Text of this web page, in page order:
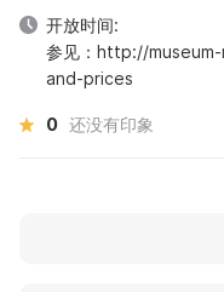
开放时间:
参见：http://
and-prices
0 还没有印象